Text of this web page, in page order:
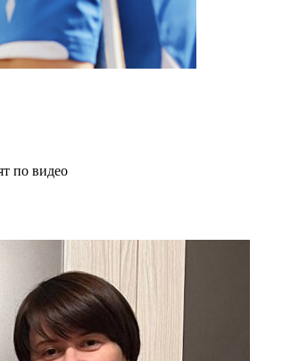
по видео